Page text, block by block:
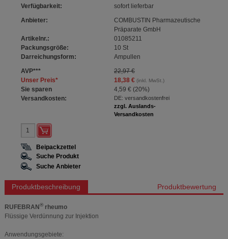
Verfügbarkeit:
sofort lieferbar
Anbieter:
COMBUSTIN Pharmazeutische
Präparate GmbH
Artikelnr.:
01085211
Packungsgröße:
10 St
Darreichungsform:
Ampullen
AVP***
22,97 €
Unser Preis* 18,38 €(inkl. MwSt.)
Sie sparen 4,59 € (20%)
Versandkosten:
DE: versandkostenfrei
zzgl. Auslands-
Versandkosten
Beipackzettel
Suche Produkt
Suche Anbieter
Produktbeschreibung Produktbewertung
RUFEBRAN®rheumo
Flüssige Verdünnung zur Injektion
Anwendungsgebiete: